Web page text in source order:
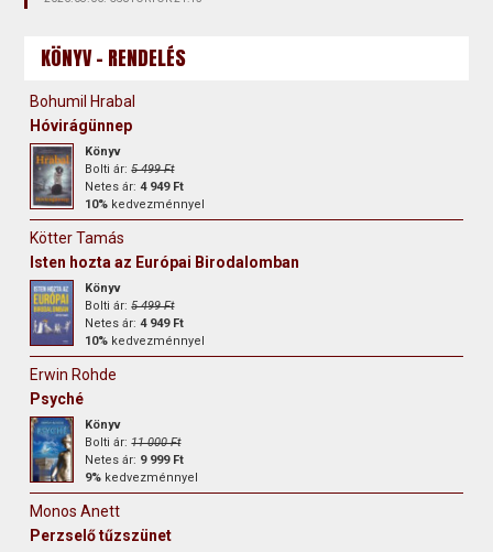
KÖNYV - RENDELÉS
Bohumil Hrabal
Hóvirágünnep
Könyv
Bolti ár:5 499 Ft
Netes ár:4 949 Ft
10% kedvezménnyel
Kötter Tamás
Isten hozta az Európai Birodalomban
Könyv
Bolti ár:5 499 Ft
Netes ár:4 949 Ft
10% kedvezménnyel
Erwin Rohde
Psyché
Könyv
Bolti ár:11 000 Ft
Netes ár: 9 999 Ft
9% kedvezménnyel
Monos Anett
Perzselő tűzszünet